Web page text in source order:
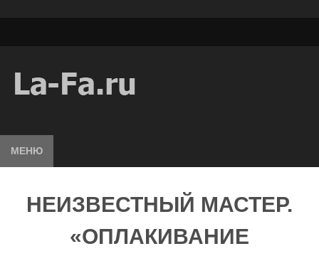
МЕНЮ
НЕИЗВЕСТНЫЙ МАСТЕР.
«ОПЛАКИВАНИЕ